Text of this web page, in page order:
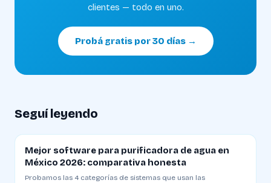
clientes — todo en uno.
Probá gratis por 30 días →
Seguí leyendo
Mejor software para purificadora de agua en
México 2026: comparativa honesta
Probamos las 4 categorías de sistemas que usan las